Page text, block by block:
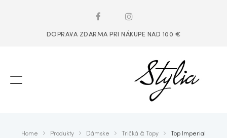
DOPRAVA ZDARMA PRI NÁKUPE NAD 100 €
Home Produkty Dámske Tričká & Topy Top Imperial